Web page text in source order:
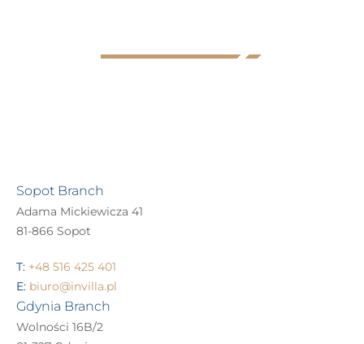
Sopot Branch
Adama Mickiewicza 41
81-866 Sopot
T: +48 516 425 401
E: biuro@invilla.pl
Gdynia Branch
Wolności 16B/2